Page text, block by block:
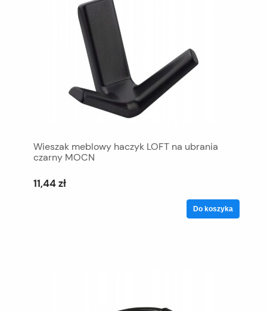
Wieszak meblowy haczyk LOFT na ubrania
czarny MOCN
11,44 zł
Do koszyka